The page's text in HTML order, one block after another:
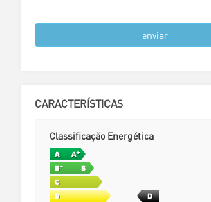
enviar
CARACTERÍSTICAS
Classificação Energética